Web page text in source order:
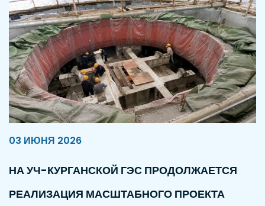
03 ИЮНЯ 2026
НА УЧ-КУРГАНСКОЙ ГЭС ПРОДОЛЖАЕТСЯ
РЕАЛИЗАЦИЯ МАСШТАБНОГО ПРОЕКТА